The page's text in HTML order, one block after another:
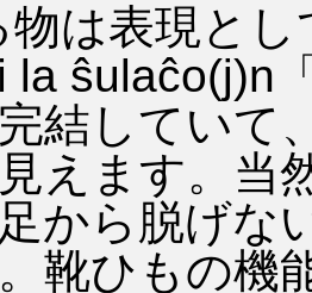
物は表現と
la ŝulaĉo(j)n
結していて
えます。当
から脱げな
靴ひもの機